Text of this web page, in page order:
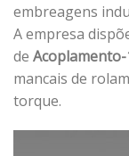
embreagens
A empresa
de
mancais de
torque.